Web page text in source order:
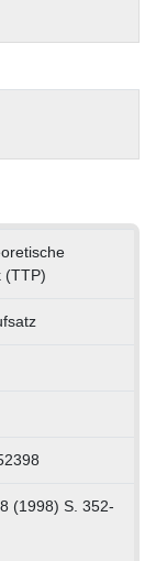
(TTP)
(1998) S. 352-